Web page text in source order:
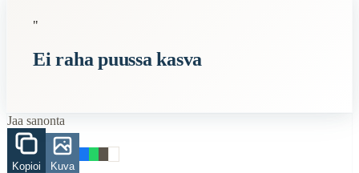
Description:Tämä sanonta korostaa ajatusta, että raha on rajallinen
Suomalaiset
Vanhat
Raha
"
Ei raha puussa kasva
Jaa sanonta
Kopioi Kuva